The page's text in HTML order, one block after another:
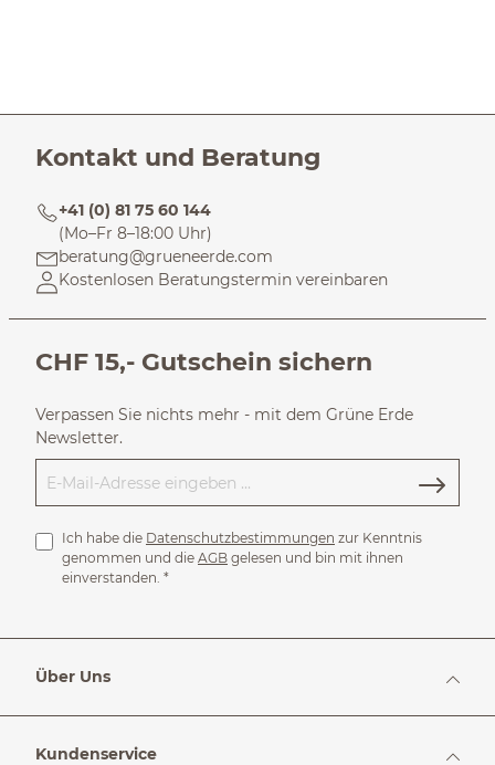
Kontakt und Beratung
+41 (0) 81 75 60 144
(Mo–Fr 8–18:00 Uhr)
beratung@grueneerde.com
Kostenlosen Beratungstermin vereinbaren
CHF 15,- Gutschein sichern
Verpassen Sie nichts mehr - mit dem Grüne Erde
Newsletter.
Ich habe die Datenschutzbestimmungen zur Kenntnis
genommen und die AGB gelesen und bin mit ihnen
einverstanden. *
Über Uns
Kundenservice